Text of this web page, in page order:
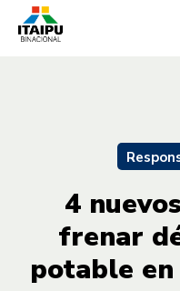
4
frenar
potable